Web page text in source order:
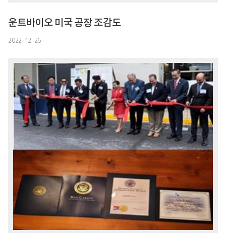
운트바이오 미국 공장 조감도
2022-12-26